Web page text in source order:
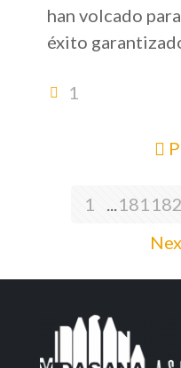
han volcado
éxito
1
1 181 182